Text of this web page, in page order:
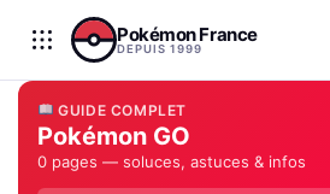
Aller au contenu
Pokémon France
DEPUIS 1999
GUIDE COMPLET
Pokémon GO
0 pages — soluces, astuces & infos